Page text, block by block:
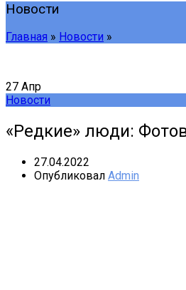
Новости
Главная » Новости »
27 Апр
Новости
«Редкие» люди:
27.04.2022
Опубликовал Admin